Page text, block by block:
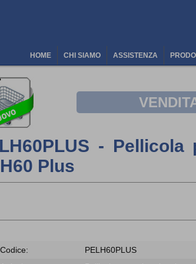
HOME CHI SIAMO ASSISTENZA
- Pellicola
Plus
Codice:
PELH60PLUS